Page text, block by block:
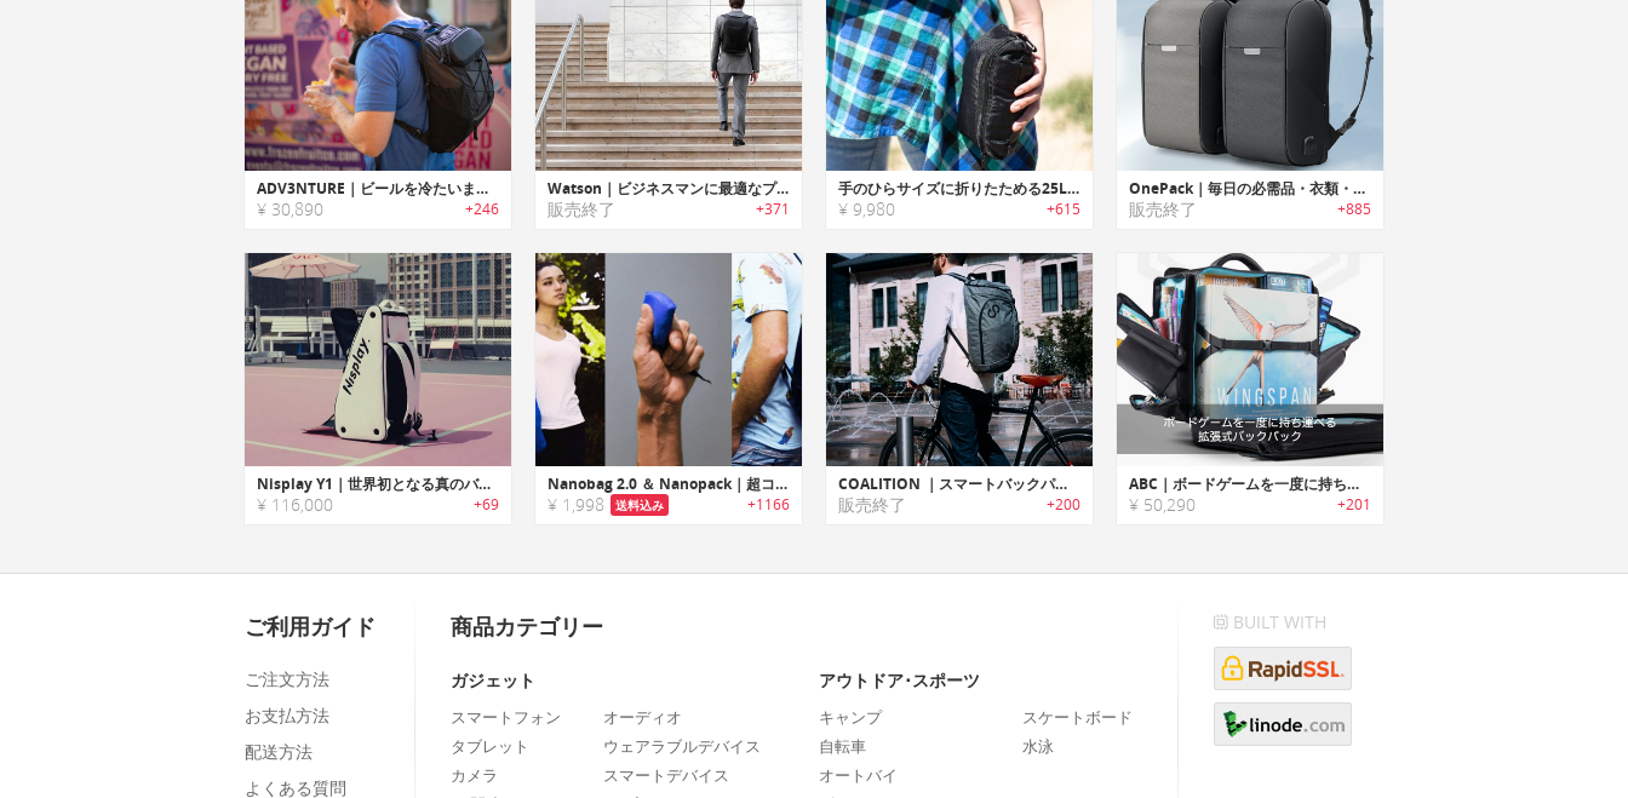
ADV3NTURE｜ビールを冷たいまま持ち運べる断熱ポケット搭載バックパック「アドベンチャー」
¥ 30,890 +246
Watson｜ビジネスマンに最適なプッシュオープン式ハードシェルバックパック「ワトソン」
販売終了 +371
手のひらサイズに折りたためる25L防水バックパック「Uinta Daypack 25（ウインタ）」
¥ 9,980 +615
OnePack｜毎日の必需品・衣類・モバイルデバイスのキャリーに便利な19の機能ポケット付きバックパック「ワンパック」
販売終了 +885
Nisplay Y1｜世界初となる真のバックパック型テニスマシン
¥ 116,000 +69
Nanobag 2.0 ＆ Nanopack｜超コンパクトで耐久性に優れたエコバッグ/バックパック「ナノバッグ2.0/ナノパック」
¥ 1,998 送料込み +1166
COALITION ｜スマートバックパック「コアリション」
販売終了 +200
ABC｜ボードゲームを一度に持ち運べる拡張式バックパック「ABCバックパック」
¥ 50,290 +201
ご利用ガイド
ご注文方法
お支払方法
配送方法
よくある質問
商品カテゴリー
ガジェット
スマートフォン
タブレット
カメラ
オーディオ
ウェアラブルデバイス
スマートデバイス
アウトドア･スポーツ
キャンプ
自転車
オートバイ
スケートボード
水泳
BUILT WITH